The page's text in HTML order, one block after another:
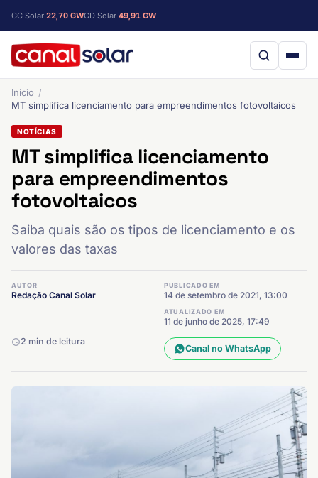
GC Solar 22,70 GWGD Solar 49,91 GW
Início
MT simplifica licenciamento para empreendimentos fotovoltaicos
NOTÍCIAS
MT simplifica licenciamento
para empreendimentos
fotovoltaicos
Saiba quais são os tipos de licenciamento e os
valores das taxas
AUTOR
Redação Canal Solar
PUBLICADO EM
14 de setembro de 2021, 13:00
ATUALIZADO EM
11 de junho de 2025, 17:49
2 min de leitura
Canal no WhatsApp